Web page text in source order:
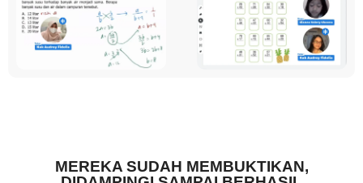
MEREKA SUDAH MEMBUKTIKAN,